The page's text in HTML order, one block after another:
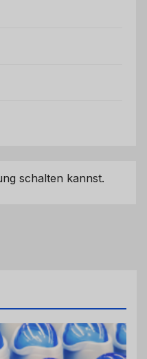
schalten kannst.